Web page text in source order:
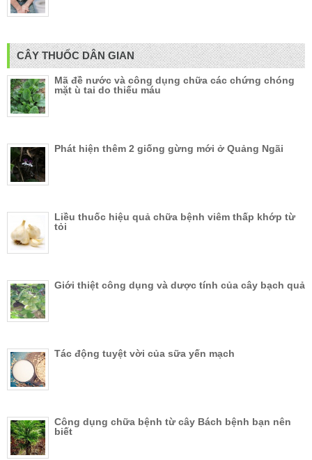
CÂY THUỐC DÂN GIAN
Mã đề nước và công dụng chữa các chứng chóng
mặt ù tai do thiếu máu
Phát hiện thêm 2 giống gừng mới ở Quảng Ngãi
Liều thuốc hiệu quả chữa bệnh viêm thấp khớp từ
tỏi
Giới thiệt công dụng và dược tính của cây bạch quả
Tác động tuyệt vời của sữa yến mạch
Công dụng chữa bệnh từ cây Bách bệnh bạn nên
biết